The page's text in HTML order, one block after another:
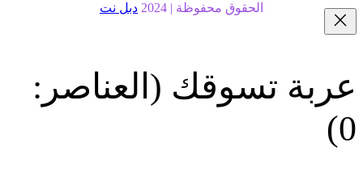
محفوظة | 2024 دبل نت
(العناصر: